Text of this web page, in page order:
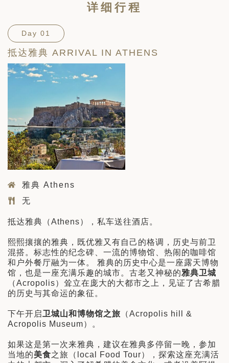
详细行程
Day 01
抵达雅典 ARRIVAL IN ATHENS
雅典 Athens
无
抵达雅典（Athens），私车送往酒店。
熙熙攘攘的雅典，既优雅又有自己的格调，历史与前卫
混搭。标志性的纪念碑、一流的博物馆、热闹的咖啡馆
和户外餐厅融为一体。 雅典的历史中心是一座露天博物
馆，也是一座充满乐趣的城市。古老又神秘的雅典卫城
（Acropolis）耸立在庞大的大都市之上，见证了古希腊
的历史与其命运的象征。
下午开启卫城山和博物馆之旅 （Acropolis hill &
Acropolis Museum）。
如果这是第一次来雅典，建议在雅典多停留一晚，参加
当地的美食之旅（local Food Tour），探索这座充满活